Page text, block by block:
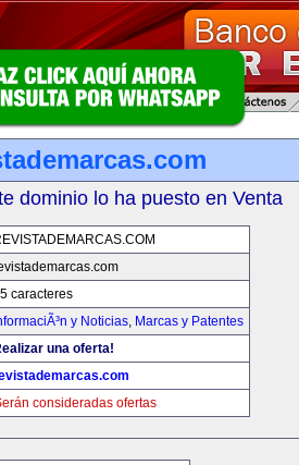
dominio lo ha puesto en Venta
caracteres
y Noticias, Marcas y Patentes
una oferta!
consideradas ofertas